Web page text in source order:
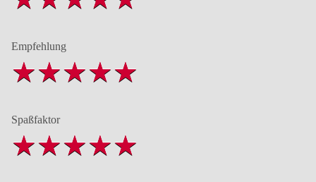
Empfehlung
Spaßfaktor